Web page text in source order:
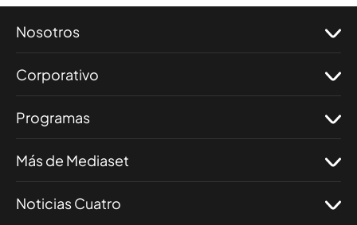
Nosotros
Corporativo
Programas
Más de Mediaset
Noticias Cuatro